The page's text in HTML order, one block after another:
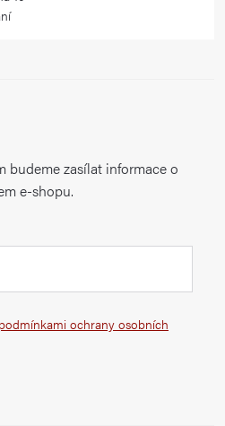
budeme zasílat informace o
e-shopu.
podmínkami ochrany osobních